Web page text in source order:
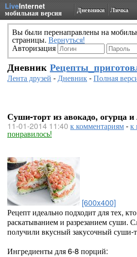
LiveInternet
мобильная версия Дневники Личка
Вы были перенаправлены на
страницы. Вернуться!
Авторизация
Дневник
Лента друзей -Дневник-Полная
Суши-торт из авокадо, огурца и
11-01-2014 11:40 к комментариям-к
понравилось!
[600x400]
Рецепт идеально подходит для тех,
раскатыванием и разрезанием суши.
получили вкусный закусочный суши-
Ингредиенты для 6-8 порций: